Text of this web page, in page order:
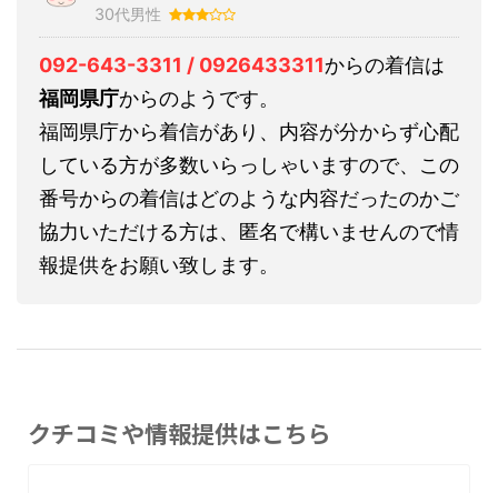
30代男性
092-643-3311 / 0926433311からの着信は
福岡県庁からのようです。
福岡県庁から着信があり、内容が分からず心配
している方が多数いらっしゃいますので、この
番号からの着信はどのような内容だったのかご
協力いただける方は、匿名で構いませんので情
報提供をお願い致します。
クチコミや情報提供はこちら